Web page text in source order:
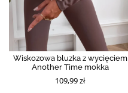
Wiskozowa bluzka z wycięciem
Another Time mokka
109,99 zł